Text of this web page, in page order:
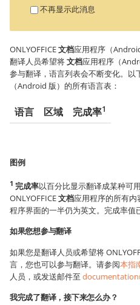
不再显示此消息
ONLYOFFICE文档应用程序（
翻译人员希望将文档应用程序（
参与翻译，语言列表会不断变化。以
（Android 版）的所有语言表：
语言 区域 完成率1
图例
1 完成率以百分比显示翻译成某种可
ONLYOFFICE文档应用程序的所有
程序界面的一半仍为英文。完成率值
如果您想参与翻译
如果您是翻译人员或希望将
言，您也可以参与翻译。请参阅本指
人员，或发送邮件至
我完成了翻译，接下来怎么办？